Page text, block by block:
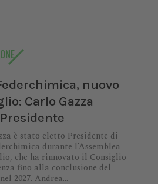
nuovo
Carlo Gazza
è stato eletto Presidente di
durante l’Assemblea
che ha rinnovato il Consiglio
fino alla conclusione del
2027. Andrea...